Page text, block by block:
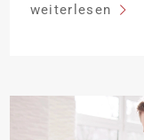
Sanierung in
weiterlesen